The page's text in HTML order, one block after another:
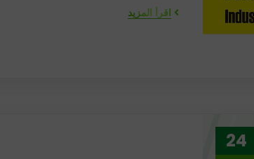
اقرأ المزيد
24